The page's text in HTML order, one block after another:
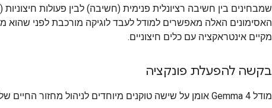
שמבחינים בין חשיבה רציונלית פנימית (חשיבה) לבין פעולות חיצוניות
האסימונים האלה מאפשרים למודל לעבד לוגיקה מורכבת לפני שהוא
מקיים אינטראקציה עם כלים חיצוניים.
בקשה להפעלת פונקציה
מודל Gemma 4 אומן על שישה טוקנים מיוחדים לניהול מחזור החיים של 'שימוש בכלים'.